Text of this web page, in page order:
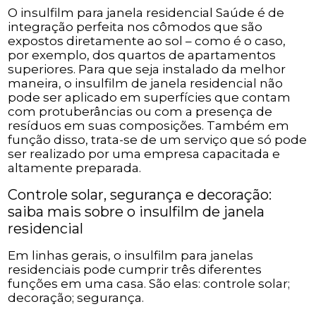
O insulfilm para janela residencial Saúde é de
integração perfeita nos cômodos que são
expostos diretamente ao sol – como é o caso,
por exemplo, dos quartos de apartamentos
superiores. Para que seja instalado da melhor
maneira, o insulfilm de janela residencial não
pode ser aplicado em superfícies que contam
com protuberâncias ou com a presença de
resíduos em suas composições. Também em
função disso, trata-se de um serviço que só pode
ser realizado por uma empresa capacitada e
altamente preparada.
Controle solar, segurança e decoração:
saiba mais sobre o insulfilm de janela
residencial
Em linhas gerais, o insulfilm para janelas
residenciais pode cumprir três diferentes
funções em uma casa. São elas: controle solar;
decoração; segurança.